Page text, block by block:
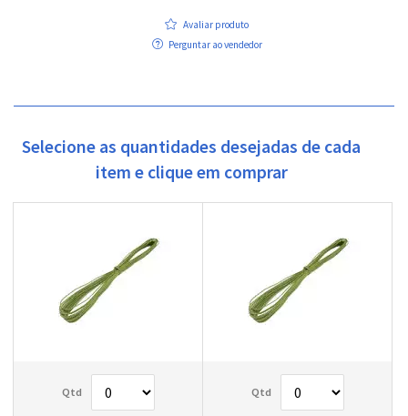
Avaliar produto
Perguntar ao vendedor
Selecione as quantidades desejadas de cada
item e clique em comprar